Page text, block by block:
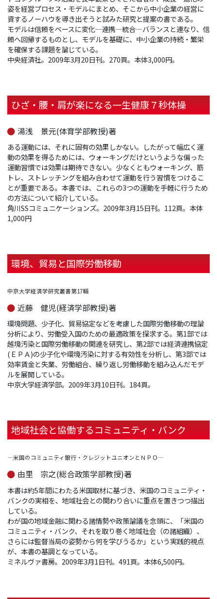
姿を経営プロセス・モデルにまとめ、そこから中小企業の経営に
資するノーハウを導き出そうと試みた研究と提案の書である。
モデルは信頼をベースに変化―連携―統合―バランスと連なり、信
頼へ回帰するものとし、モデルを基礎に、中小企業の持続・繁栄
を確保する課題を論じている。
中央経済社。2009年3月20日刊。270頁。本体3,000円。
ひざ・腰・肩が楽になる一生健康７秒体操
湯浅 景元(体育学部教授)著
ある運動には、それに固有の効果しかない。したがって幅広く運
動の効果を得るためには、ウォーキングだけというような偏った
運動習慣では効果は期待できない。少なくともウォーキング、筋
トレ、ストレッチングを組み合わせて運動を行う習慣をつけるこ
とが重要である。本書では、これらの3つの運動を手軽に行うため
の方法について紹介している。
角川SSコミュニケーションズ。2009年3月15日刊。112頁。本体
1,000円
環境、貿易と国際労働移動
中京大学経済学研究叢書第17輯
近藤 健児(経済学部教授)著
環境問題、少子化、貿易協定などを考慮した国際労働移動の理論
分析により、労働受入国のための最適政策を探求する。第1部では
越境汚染と国際労働移動の関連を研究し、第2部では経済連携協定
(ＥＰＡ)の少子化や環境汚染に対する有効性を分析し、第3部では
効率賃金と失業、労働組合、繰り返し労働移動を組み込んだモデ
ルを展開している。
中京大学経済学部。2009年3月10日刊。184頁。
地域社会と協働するコミュニティ・バンク
―米国のコミュニティ銀行・クレジットユニオンとＮＰＯ―
由里 宗之(総合政策学部教授)著
本書は約5年間にわたる米国取材に基づき、米国のコミュニティ・
バンクの実相を、地域社会との関わり合いに重点を置きつつ描出
している。
わが国の地域金融に関わる諸情勢や政策論議を念頭に、「米国の
コミュニティ・バンク、それを取り巻く地域社会（の諸組織）、
さらには監督当局の姿勢から何を学びうるか」という実践的視点
が、本書の基調となっている。
ミネルヴァ書房。2009年3月1日刊。491頁。本体6,500円。